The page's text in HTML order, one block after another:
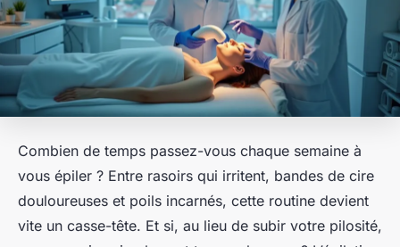
Combien de temps passez-vous chaque semaine à
vous épiler ? Entre rasoirs qui irritent, bandes de cire
douloureuses et poils incarnés, cette routine devient
vite un casse-tête. Et si, au lieu de subir votre pilosité,